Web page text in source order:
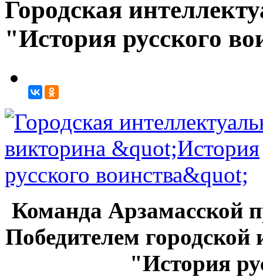
Городская
"История русского
Команда Арзамасской
Победителем
"История